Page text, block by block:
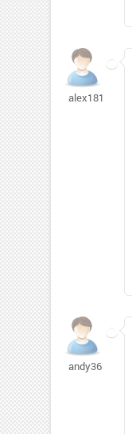
alex1813
andy363416